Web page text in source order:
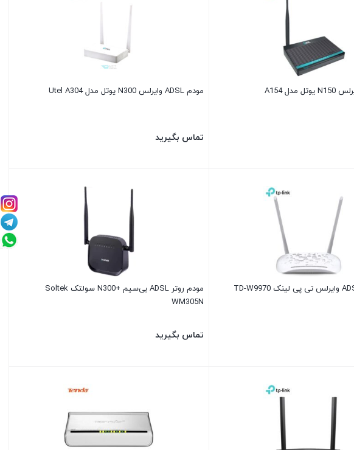
مودم ADSL وایرلس N300 یوتل مدل Utel A304
تماس بگیرید
مودم روتر ADSL بی‌سیم +N300 سولتک Soltek
WM305N
تماس بگیرید